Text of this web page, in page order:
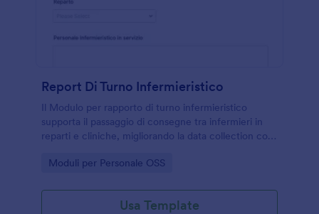
Report Di Turno Infermieristico
Il Modulo per rapporto di turno infermieristico
supporta il passaggio di consegne tra infermieri in
reparti e cliniche, migliorando la data collection con
invio del modulo.
Go to Category:
Moduli per Personale OSS
Usa Template